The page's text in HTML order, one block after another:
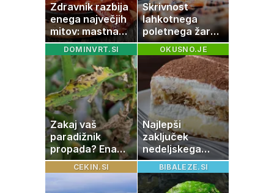
Zdravnik razbija
enega največjih
mitov: mastna
jetra ne
nastanejo zaradi
slanine, temveč
zaradi živila, ki
ga imamo vsi
radi
Skrivnost
lahkotnega
poletnega žara,
po katerem ne
boste
potrebovali
popoldanskega
spanca
DOMINVRT.SI
Zakaj vaš
paradižnik
propada? Ena
napaka lahko
uniči rastline –
tako jih rešite
OKUSNO.JE
Najlepši
zaključek
nedeljskega
kosila: 8 sladic
brez peke, ki se
jih vsi veselijo
CEKIN.SI BIBALEZE.SI